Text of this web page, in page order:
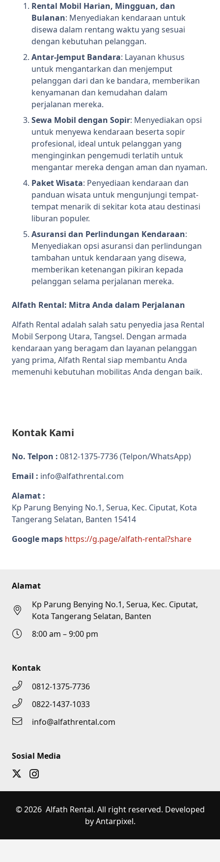
Rental Mobil Harian, Mingguan, dan
Bulanan: Menyediakan kendaraan untuk
disewa dalam rentang waktu yang sesuai
dengan kebutuhan pelanggan.
Antar-Jemput Bandara: Layanan khusus
untuk mengantarkan dan menjemput
pelanggan dari dan ke bandara, memberikan
kenyamanan dan kemudahan dalam
perjalanan mereka.
Sewa Mobil dengan Sopir: Menyediakan opsi
untuk menyewa kendaraan beserta sopir
profesional, ideal untuk pelanggan yang
menginginkan pengemudi terlatih untuk
mengantar mereka dengan aman dan nyaman.
Paket Wisata: Penyediaan kendaraan dan
panduan wisata untuk mengunjungi tempat-
tempat menarik di sekitar kota atau destinasi
liburan populer.
Asuransi dan Perlindungan Kendaraan:
Menyediakan opsi asuransi dan perlindungan
tambahan untuk kendaraan yang disewa,
memberikan ketenangan pikiran kepada
pelanggan selama perjalanan mereka.
Alfath Rental: Mitra Anda dalam Perjalanan
Alfath Rental adalah salah satu penyedia jasa Rental
Mobil Serpong Utara, Tangsel. Dengan armada
kendaraan yang beragam dan layanan pelanggan
yang prima, Alfath Rental siap membantu Anda
memenuhi kebutuhan mobilitas Anda dengan baik.
Kontak Kami
No. Telpon : 0812-1375-7736(Telpon/WhatsApp)
Email : info@alfathrental.com
Alamat :
Kp Parung Benying No.1, Serua, Kec. Ciputat, Kota
Tangerang Selatan, Banten 15414
Google maps https://g.page/alfath-rental?share
Alamat
Kp Parung Benying No.1, Serua, Kec. Ciputat,
Kota Tangerang Selatan, Banten
8:00 am – 9:00 pm
Kontak
0812-1375-7736
0822-1437-1033
info@alfathrental.com
Sosial Media
© 2026 Alfath Rental. All right reserved. Developed
by Antarpixel.